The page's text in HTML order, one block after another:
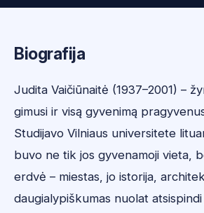
Biografija
Judita Vaičiūnaitė (1937–2001) –
gimusi ir visą gyvenimą
Studijavo Vilniaus universitete
buvo ne tik jos gyvenamoji vieta,
erdvė – miestas, jo istorija,
daugialypiškumas nuolat